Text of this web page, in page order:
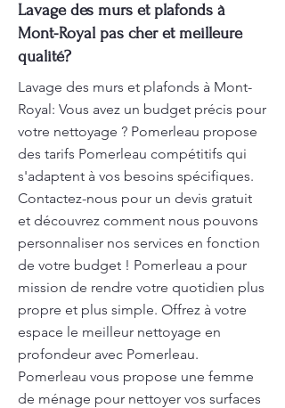
Lavage des murs et plafonds à
Mont-Royal pas cher et meilleure
qualité?
Lavage des murs et plafonds à Mont-
Royal: Vous avez un budget précis pour
votre nettoyage ? Pomerleau propose
des tarifs Pomerleau compétitifs qui
s'adaptent à vos besoins spécifiques.
Contactez-nous pour un devis gratuit
et découvrez comment nous pouvons
personnaliser nos services en fonction
de votre budget ! Pomerleau a pour
mission de rendre votre quotidien plus
propre et plus simple. Offrez à votre
espace le meilleur nettoyage en
profondeur avec Pomerleau.
Pomerleau vous propose une femme
de ménage pour nettoyer vos surfaces